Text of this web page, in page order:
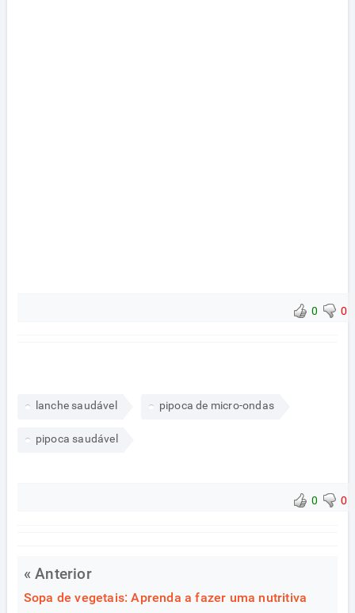
0 0
lanche saudável pipoca de micro-ondas
pipoca saudável
0 0
« Anterior
Sopa de vegetais: Aprenda a fazer uma nutritiva